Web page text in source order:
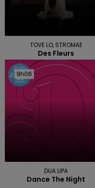
TOVE LO, STROMAE
Des Fleurs
9h06
9h06
DUA LIPA
Dance The Night